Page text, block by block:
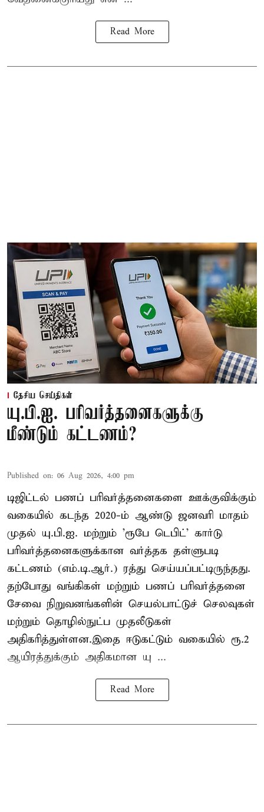
Read More
தேசிய செய்திகள்
யு.பி.ஐ. பரிவர்த்தனைகளுக்கு
மீண்டும் கட்டணம்?
Published on: 06 Aug 2026, 4:00 pm
டிஜிட்டல் பணப் பரிவர்த்தனைகளை ஊக்குவிக்கும்
வகையில் கடந்த 2020-ம் ஆண்டு ஜனவரி மாதம்
முதல் யு.பி.ஐ. மற்றும் 'ரூபே டெபிட்' கார்டு
பரிவர்த்தனைகளுக்கான வர்த்தக தள்ளுபடி
கட்டணம் (எம்.டி.ஆர்.) ரத்து செய்யப்பட்டிருந்தது.
தற்போது வங்கிகள் மற்றும் பணப் பரிவர்த்தனை
சேவை நிறுவனங்களின் செயல்பாட்டுச் செலவுகள்
மற்றும் தொழில்நுட்ப முதலீடுகள்
அதிகரித்துள்ளன.இதை ஈடுகட்டும் வகையில் ரூ.2
ஆயிரத்துக்கும் அதிகமான யு ...
Read More